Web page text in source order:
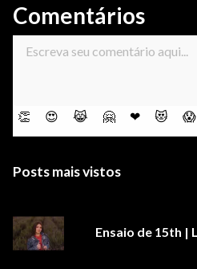
Comentários
👏 😍 😹 🤗 ❤ 😻 😱
Posts mais vistos
Ensaio de 15th |